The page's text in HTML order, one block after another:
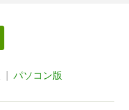
パソコン版